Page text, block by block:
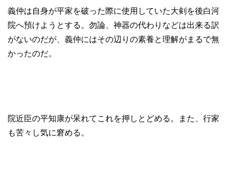
義仲は自身が平家を破った際に使用していた大剣を後白河
院へ預けようとする。勿論、神器の代わりなどは出来る訳
がないのだが、義仲にはその辺りの素養と理解がまるで無
かったのだ。
院近臣の平知康が呆れてこれを押しとどめる。また、行家
も苦々し気に窘める。